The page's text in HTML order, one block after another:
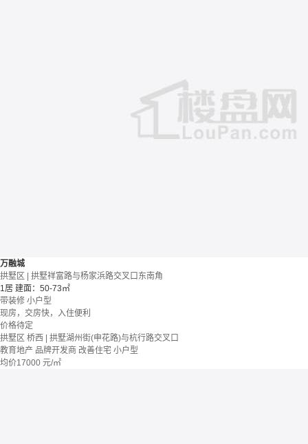
万融城
拱墅区 | 拱墅祥富路与杨家浜路交叉口东南角
1居 建面：50-73㎡
带装修 小户型
现房，交房快，入住便利
价格待定
拱墅区 桥西 | 拱墅湖州街(申花路)与杭行路交叉口
教育地产 品牌开发商 改善住宅 小户型
均价17000 元/㎡